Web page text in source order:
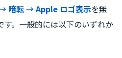
暗転 → Apple ロゴ表示を無
す。一般的には以下のいずれか